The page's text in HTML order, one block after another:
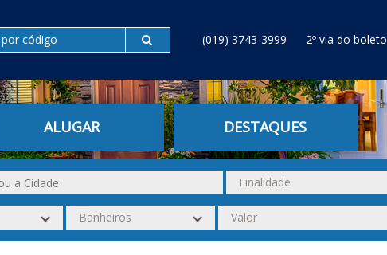
(019) 3743-3999 2º via do boleto
ALUGAR DESTAQUES